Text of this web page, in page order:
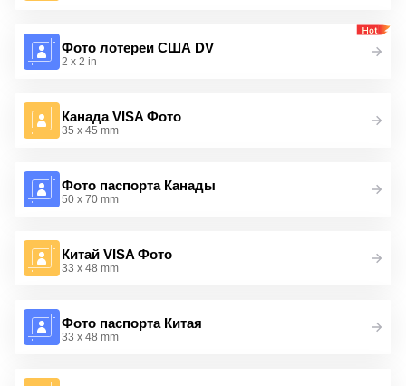
Фото лотереи США DV
2 x 2 in
Канада VISA Фото
35 x 45 mm
Фото паспорта Канады
50 x 70 mm
Китай VISA Фото
33 x 48 mm
Фото паспорта Китая
33 x 48 mm